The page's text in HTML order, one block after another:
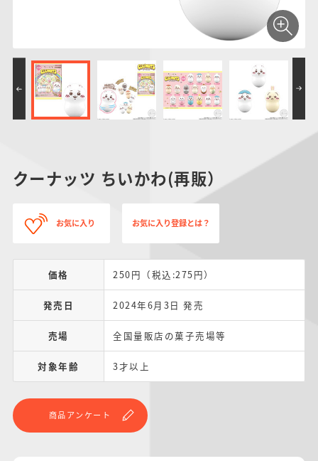
PROJECT R.E.D.・
スーパー戦隊シリー
ポケットモンスター
サンリオキャラクタ
つりグミ SMPシリーズ キャラデコ
クーナッツ ちいかわ(再販）
お気に入り お気に入り登録とは？
価格 250円（税込:275円）
発売日 2024年6月3日 発売
売場 全国量販店の菓子売場等
対象年齢 3才以上
商品アンケート